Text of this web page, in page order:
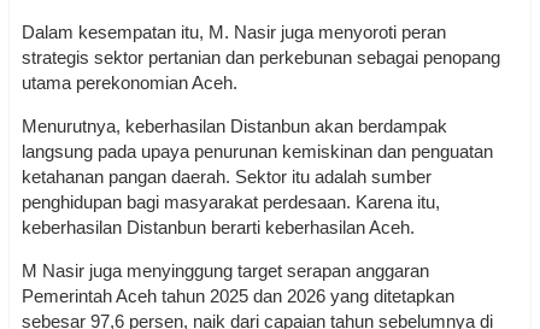
Dalam kesempatan itu, M. Nasir juga menyoroti peran
strategis sektor pertanian dan perkebunan sebagai penopang
utama perekonomian Aceh.
Menurutnya, keberhasilan Distanbun akan berdampak
langsung pada upaya penurunan kemiskinan dan penguatan
ketahanan pangan daerah. Sektor itu adalah sumber
penghidupan bagi masyarakat perdesaan. Karena itu,
keberhasilan Distanbun berarti keberhasilan Aceh.
M Nasir juga menyinggung target serapan anggaran
Pemerintah Aceh tahun 2025 dan 2026 yang ditetapkan
sebesar 97,6 persen, naik dari capaian tahun sebelumnya di